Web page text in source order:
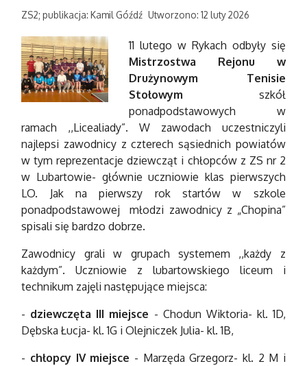
ZS2; publikacja: Kamil Góźdź Utworzono: 12 luty 2026
11 lutego w Rykach odbyły się
Mistrzostwa Rejonu w
Drużynowym Tenisie
Stołowym szkół
ponadpodstawowych w
ramach ,,Licealiady”. W zawodach uczestniczyli
najlepsi zawodnicy z czterech sąsiednich powiatów
w tym reprezentacje dziewcząt i chłopców z ZS nr 2
w Lubartowie- głównie uczniowie klas pierwszych
LO. Jak na pierwszy rok startów w szkole
ponadpodstawowej młodzi zawodnicy z „Chopina”
spisali się bardzo dobrze.
Zawodnicy grali w grupach systemem ,,każdy z
każdym”. Uczniowie z lubartowskiego liceum i
technikum zajęli następujące miejsca:
- dziewczęta III miejsce - Chodun Wiktoria- kl. 1D,
Dębska Łucja- kl. 1G i Olejniczek Julia- kl. 1B,
- chłopcy IV miejsce - Marzęda Grzegorz- kl. 2 M i